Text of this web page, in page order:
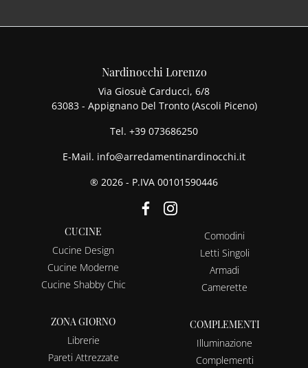
Nardinocchi Lorenzo
Via Giosuè Carducci, 6/8
63083 - Appignano Del Tronto (Ascoli Piceno)
Tel. +39 073686250
E-Mail. info@arredamentinardinocchi.it
® 2026 - P.IVA 00101590446
CUCINE
Cucine Design
Cucine Moderne
Cucine Shabby Chic
ZONA GIORNO
Librerie
Pareti Attrezzate
Comodini
Letti Singoli
Armadi
Camerette
COMPLEMENTI
Illuminazione
Complementi